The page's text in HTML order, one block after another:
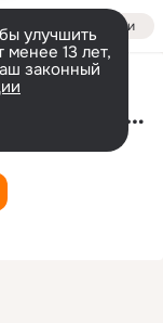
Войти
улучшить
менее 13 лет,
законный
Я к тебе никогда не вернусь